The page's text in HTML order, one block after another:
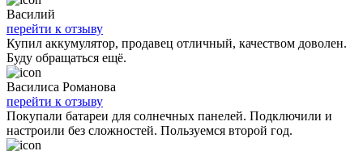
Василий
перейти к отзыву
Купил аккумулятор, продавец отличный, качеством доволен.
Буду обращаться ещё.
Василиса Романова
перейти к отзыву
Покупали батареи для солнечных панелей. Подключили и
настроили без сложностей. Пользуемся второй год.